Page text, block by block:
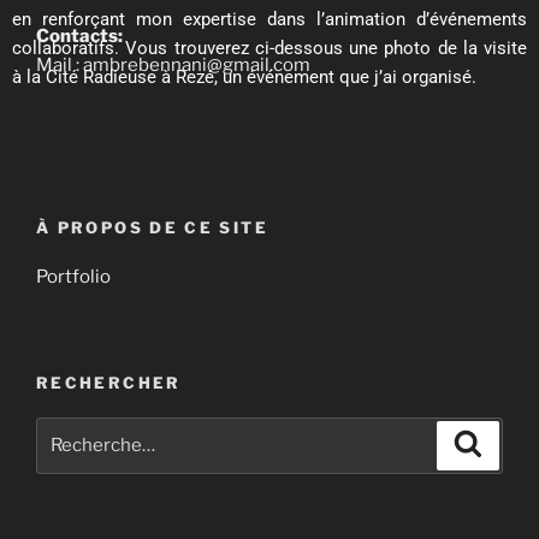
en renforçant mon expertise dans l’animation d’événements
collaboratifs. Vous trouverez ci-dessous une photo de la visite
à la Cité Radieuse à Rezé, un événement que j’ai organisé.
Contacts:
Mail : ambrebennani@gmail.com
À PROPOS DE CE SITE
Portfolio
RECHERCHER